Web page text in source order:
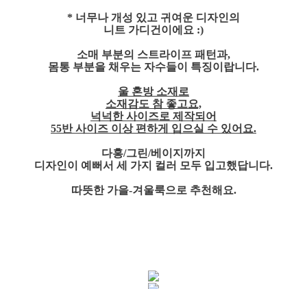
* 너무나 개성 있고 귀여운 디자인의
니트 가디건이에요 :)
소매 부분의 스트라이프 패턴과,
몸통 부분을 채우는 자수들이 특징이랍니다.
울 혼방 소재로
소재감도 참 좋고요,
넉넉한 사이즈로 제작되어
55반 사이즈 이상 편하게 입으실 수 있어요.
다홍/그린/베이지까지
디자인이 예뻐서 세 가지 컬러 모두 입고했답니다.
따뜻한 가을-겨울룩으로 추천해요.